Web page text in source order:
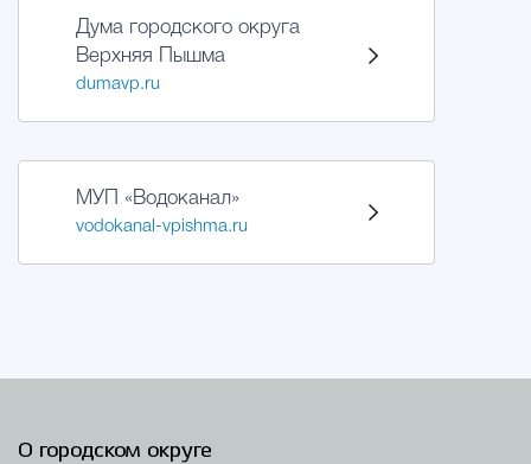
Дума городского округа
Верхняя Пышма
dumavp.ru
МУП «Водоканал»
vodokanal-vpishma.ru
О городском округе